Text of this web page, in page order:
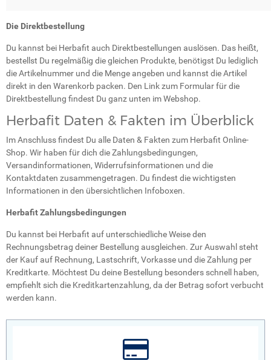
Die Direktbestellung
Du kannst bei Herbafit auch Direktbestellungen auslösen. Das heißt,
bestellst Du regelmäßig die gleichen Produkte, benötigst Du lediglich
die Artikelnummer und die Menge angeben und kannst die Artikel
direkt in den Warenkorb packen. Den Link zum Formular für die
Direktbestellung findest Du ganz unten im Webshop.
Herbafit Daten & Fakten im Überblick
Im Anschluss findest Du alle Daten & Fakten zum Herbafit Online-
Shop. Wir haben für dich die Zahlungsbedingungen,
Versandinformationen, Widerrufsinformationen und die
Kontaktdaten zusammengetragen. Du findest die wichtigsten
Informationen in den übersichtlichen Infoboxen.
Herbafit Zahlungsbedingungen
Du kannst bei Herbafit auf unterschiedliche Weise den
Rechnungsbetrag deiner Bestellung ausgleichen. Zur Auswahl steht
der Kauf auf Rechnung, Lastschrift, Vorkasse und die Zahlung per
Kreditkarte. Möchtest Du deine Bestellung besonders schnell haben,
empfiehlt sich die Kreditkartenzahlung, da der Betrag sofort verbucht
werden kann.